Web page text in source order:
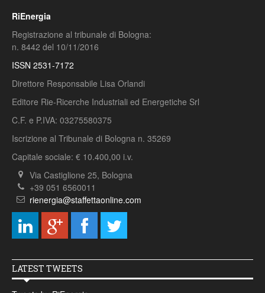
RiEnergia
Registrazione al tribunale di Bologna:
n. 8442 del 10/11/2016
ISSN 2531-7172
Direttore Responsabile Lisa Orlandi
Editore Rie-Ricerche Industriali ed Energetiche Srl
C.F. e P.IVA: 03275580375
Iscrizione al Tribunale di Bologna n. 35269
Capitale sociale: € 10.400,00 i.v.
Via Castiglione 25, Bologna
+39 051 6560011
rienergia@staffettaonline.com
LATEST TWEETS